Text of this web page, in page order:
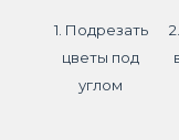
1. Подрезать
цветы под
углом